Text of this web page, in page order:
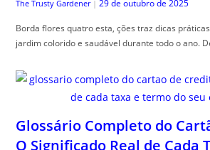
The Trusty Gardener | 29 de outubro de 2025
Borda flores quatro esta, ções traz dicas
jardim colorido e saudável durante todo o ano.
Glossário Completo do
O Significado Real de Cada